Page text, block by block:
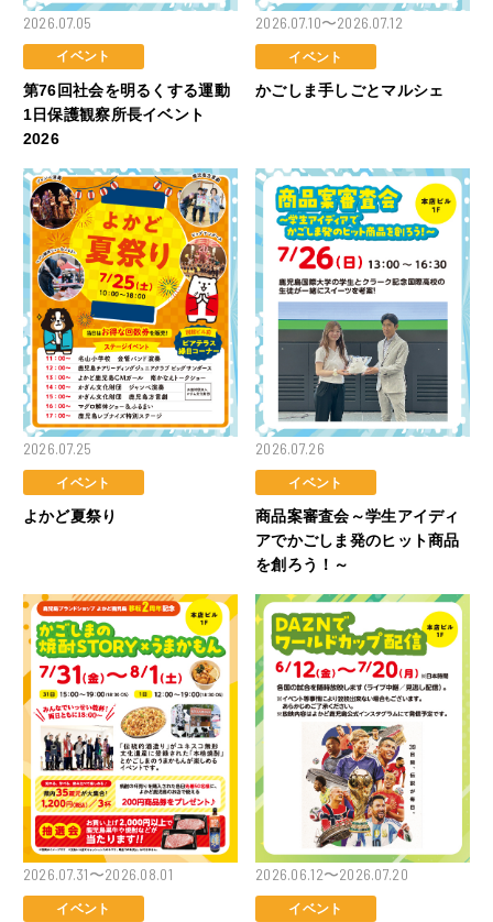
2026.07.05
イベント
第76回社会を明るくする運動
1日保護観察所長イベント
2026
2026.07.10〜2026.07.12
イベント
かごしま手しごとマルシェ
2026.07.25
イベント
よかど夏祭り
2026.07.26
イベント
商品案審査会～学生アイディ
アでかごしま発のヒット商品
を創ろう！～
2026.07.31〜2026.08.01
イベント
2026.06.12〜2026.07.20
イベント